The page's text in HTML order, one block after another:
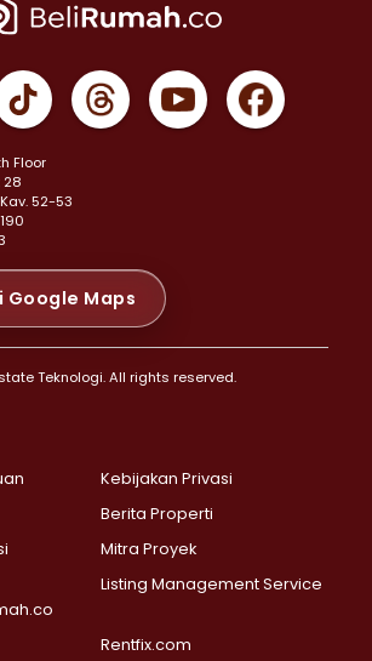
di Jakarta Pusat >
>
Johar Baru >
>
>
Abang >
>
>
Baru >
Hilir >
di Jakarta Selatan >
Bulus >
Selatan >
Labu >
Agung >
>
Pinang >
Floor
28
52-53
Google Maps
Teknologi. All rights reserved.
Kebijakan Privasi
Berita Properti
Mitra Proyek
Listing Management Service
Rentfix.com